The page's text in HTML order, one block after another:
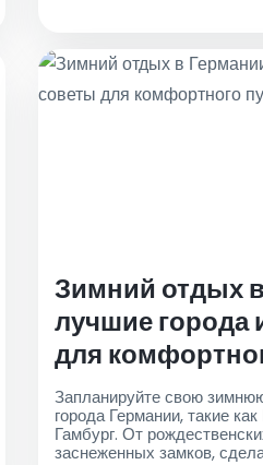
Зимний отдых
лучшие города
для
путешествия
Запланируйте свою
города Германии, такие
Гамбург. От
заснеженных замков,